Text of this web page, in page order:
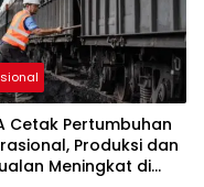
Cetak Pertumbuhan
Produksi dan
Meningkat di